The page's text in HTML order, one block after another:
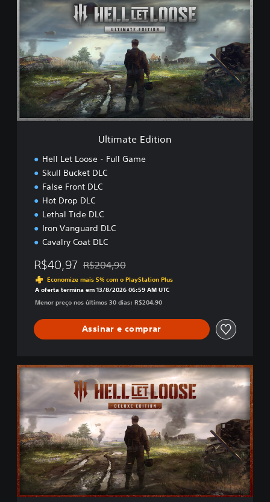
i
m
a
t
e
d
i
t
Ultimate Edition
Hell Let Loose - Full Game
Skull Bucket DLC
False Front DLC
Hot Drop DLC
Lethal Tide DLC
Iron Vanguard DLC
Cavalry Coat DLC
R$40,97 Desconto aplicado no preço original de
R$204,90
Economize mais 5% com o PlayStation Plus
A oferta termina em 13/8/2026 06:59 AM UTC
Menor preço nos últimos 30 dias: R$204,90
Assinar e comprar
D
e
u
x
e
E
d
i
t
i
o